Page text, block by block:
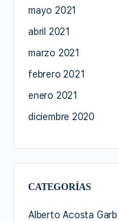
mayo 2021
abril 2021
marzo 2021
febrero 2021
enero 2021
diciembre 2020
CATEGORÍAS
Alberto Acosta